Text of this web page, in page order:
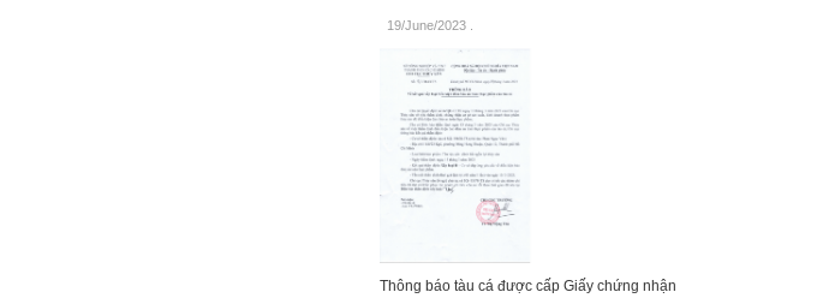
19/June/2023.
Thông báo tàu cá được cấp Giấy chứng nhận